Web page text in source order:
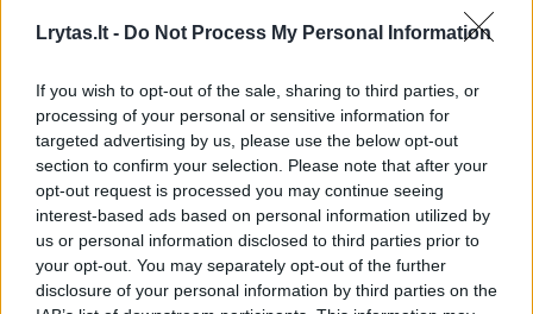
Lrytas.lt - Do Not Process My Personal Information
If you wish to opt-out of the sale, sharing to third parties, or
processing of your personal or sensitive information for
targeted advertising by us, please use the below opt-out
section to confirm your selection. Please note that after your
opt-out request is processed you may continue seeing
interest-based ads based on personal information utilized by
us or personal information disclosed to third parties prior to
your opt-out. You may separately opt-out of the further
disclosure of your personal information by third parties on the
Žinios | Lietuvos diena
Visi įrašai
Žiūrimiausi įrašai
00:00:30
Vaizdai iš tragiškos avarijos Vilniaus r.: dviejų moterų ir